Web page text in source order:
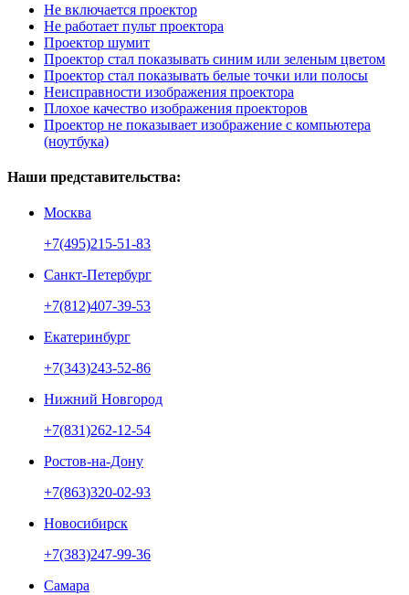
Не включается проектор
Не работает пульт проектора
Проектор шумит
Проектор стал показывать синим или зеленым цветом
Проектор стал показывать белые точки или полосы
Неисправности изображения проектора
Плохое качество изображения проекторов
Проектор не показывает изображение с компьютера
(ноутбука)
Наши представительства:
Москва
+7(495)215-51-83
Санкт-Петербург
+7(812)407-39-53
Екатеринбург
+7(343)243-52-86
Нижний Новгород
+7(831)262-12-54
Ростов-на-Дону
+7(863)320-02-93
Новосибирск
+7(383)247-99-36
Самара